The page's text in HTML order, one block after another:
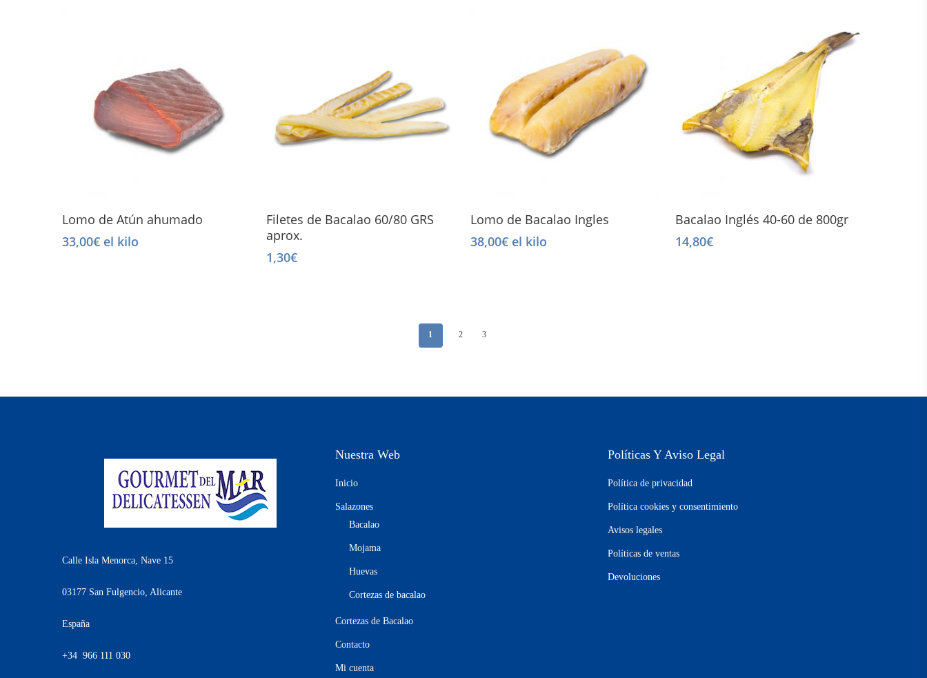
Read More
Lomo de Atún ahumado
33,00€ el kilo
Add To Cart
Filetes de Bacalao 60/80 GRS
aprox.
1,30€
Select Options
Lomo de Bacalao Ingles
38,00€ el kilo
Add To Cart
Bacalao Inglés 40-60 de 800gr
14,80€
1 2 3
Calle Isla Menorca, Nave 15
03177 San Fulgencio, Alicante
España
+34 966 111 030
Nuestra Web
Inicio
Salazones
Bacalao
Mojama
Huevas
Cortezas de bacalao
Cortezas de Bacalao
Contacto
Mi cuenta
Políticas Y Aviso Legal
Política de privacidad
Política cookies y consentimiento
Avisos legales
Políticas de ventas
Devoluciones